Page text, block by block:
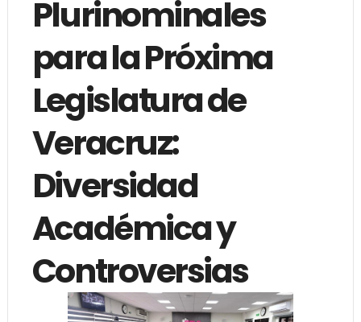
Plurinominales
para la Próxima
Legislatura de
Veracruz:
Diversidad
Académica y
Controversias